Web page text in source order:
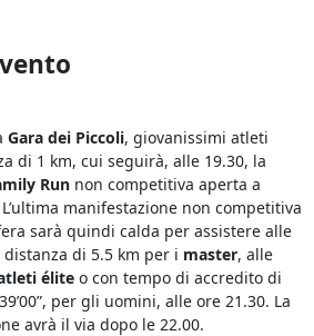
Gara dei Piccoli, giovanissimi atleti
di 1 km, cui seguirà, alle 19.30, la
Runnon competitiva aperta a
manifestazione non competitiva
sarà quindi calda per assistere alle
di 5.5 km per i master, alle
élite o con tempo di accredito di
per gli uomini, alle ore 21.30. La
avrà il via dopo le 22.00.